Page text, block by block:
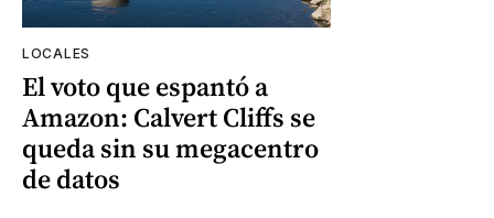
LOCALES
El voto que espantó a
Amazon: Calvert Cliffs se
queda sin su megacentro
de datos